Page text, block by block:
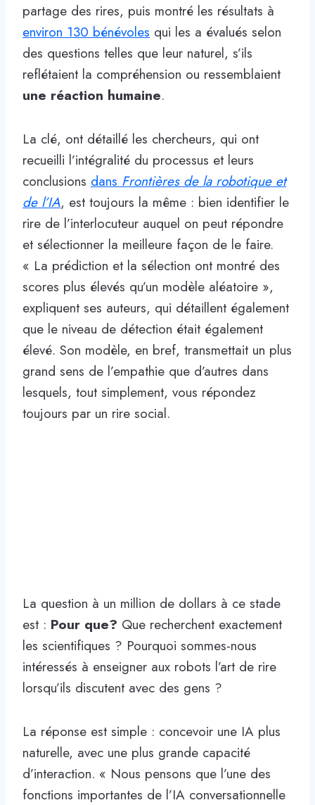
partage des rires, puis montré les résultats à
environ 130 bénévoles qui les a évalués selon
des questions telles que leur naturel, s’ils
reflétaient la compréhension ou ressemblaient
une réaction humaine.
La clé, ont détaillé les chercheurs, qui ont
recueilli l’intégralité du processus et leurs
conclusions dans Frontières de la robotique et
de l’IA, est toujours la même : bien identifier le
rire de l’interlocuteur auquel on peut répondre
et sélectionner la meilleure façon de le faire.
« La prédiction et la sélection ont montré des
scores plus élevés qu’un modèle aléatoire »,
expliquent ses auteurs, qui détaillent également
que le niveau de détection était également
élevé. Son modèle, en bref, transmettait un plus
grand sens de l’empathie que d’autres dans
lesquels, tout simplement, vous répondez
toujours par un rire social.
La question à un million de dollars à ce stade
est : Pour que? Que recherchent exactement
les scientifiques ? Pourquoi sommes-nous
intéressés à enseigner aux robots l’art de rire
lorsqu’ils discutent avec des gens ?
La réponse est simple : concevoir une IA plus
naturelle, avec une plus grande capacité
d’interaction. « Nous pensons que l’une des
fonctions importantes de l’IA conversationnelle